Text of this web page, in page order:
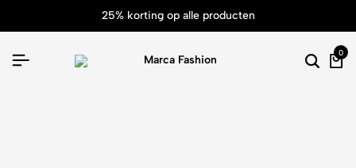
25% korting op alle producten
0